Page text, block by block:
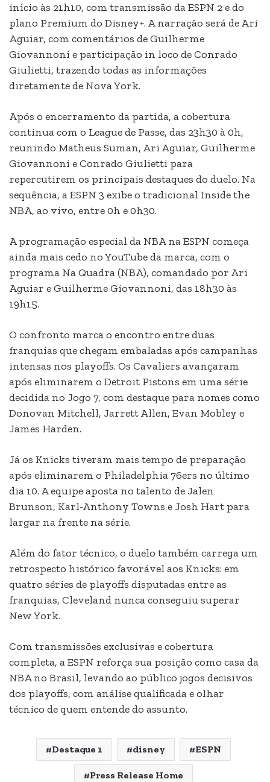
início às 21h10, com transmissão da ESPN 2 e do
plano Premium do Disney+. A narração será de Ari
Aguiar, com comentários de Guilherme
Giovannoni e participação in loco de Conrado
Giulietti, trazendo todas as informações
diretamente de Nova York.
Após o encerramento da partida, a cobertura
continua com o League de Passe, das 23h30 à 0h,
reunindo Matheus Suman, Ari Aguiar, Guilherme
Giovannoni e Conrado Giulietti para
repercutirem os principais destaques do duelo. Na
sequência, a ESPN 3 exibe o tradicional Inside the
NBA, ao vivo, entre 0h e 0h30.
A programação especial da NBA na ESPN começa
ainda mais cedo no YouTube da marca, com o
programa Na Quadra (NBA), comandado por Ari
Aguiar e Guilherme Giovannoni, das 18h30 às
19h15.
O confronto marca o encontro entre duas
franquias que chegam embaladas após campanhas
intensas nos playoffs. Os Cavaliers avançaram
após eliminarem o Detroit Pistons em uma série
decidida no Jogo 7, com destaque para nomes como
Donovan Mitchell, Jarrett Allen, Evan Mobley e
James Harden.
Já os Knicks tiveram mais tempo de preparação
após eliminarem o Philadelphia 76ers no último
dia 10. A equipe aposta no talento de Jalen
Brunson, Karl-Anthony Towns e Josh Hart para
largar na frente na série.
Além do fator técnico, o duelo também carrega um
retrospecto histórico favorável aos Knicks: em
quatro séries de playoffs disputadas entre as
franquias, Cleveland nunca conseguiu superar
New York.
Com transmissões exclusivas e cobertura
completa, a ESPN reforça sua posição como casa da
NBA no Brasil, levando ao público jogos decisivos
dos playoffs, com análise qualificada e olhar
técnico de quem entende do assunto.
Destaque 1 disney ESPN
Press Release Home